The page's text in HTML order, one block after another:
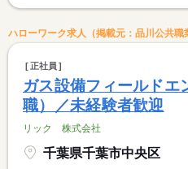
ハローワーク求人（掲載元：品川公共職
正社員
ガス設備フィールドエ
職）／未経験者歓迎
リック 株式会社
千葉県千葉市中央区